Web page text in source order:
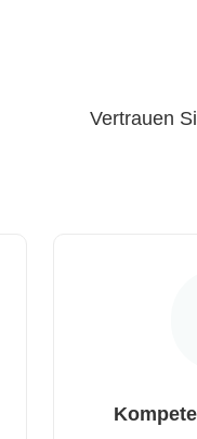
Vertrauen